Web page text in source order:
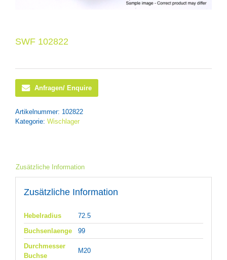
SWF 102822
Anfragen/ Enquire
Artikelnummer: 102822
Kategorie: Wischlager
Zusätzliche Information
Zusätzliche Information
Hebelradius
72.5
Buchsenlaenge
99
Durchmesser
Buchse
M20